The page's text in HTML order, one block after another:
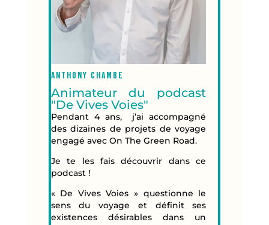
Anthony CHAMBE
Animateur du podcast
"De Vives Voies"
Pendant 4 ans, j’ai accompagné
des dizaines de projets de voyage
engagé avec On The Green Road.
Je te les fais découvrir dans ce
podcast !
« De Vives Voies » questionne le
sens du voyage et définit ses
existences désirables dans un